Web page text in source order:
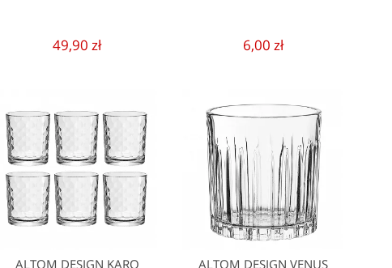
49,90 zł 6,00 zł
ALTOM DESIGN KARO
ALTOM DESIGN VENUS